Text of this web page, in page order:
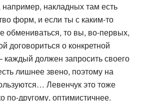
накладных там есть
форм, и если ты с каким-то
обмениваться, то вы, во-первых,
договориться о конкретной
должен запросить своего
лишнее звено, поэтому на
Левенчук это тоже
по-другому, оптимистичнее.